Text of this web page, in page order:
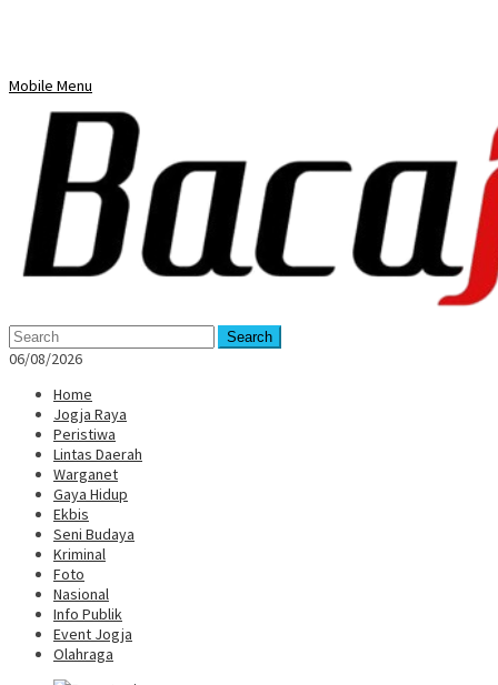
Mobile Menu
Search
06/08/2026
Home
Jogja Raya
Peristiwa
Lintas Daerah
Warganet
Gaya Hidup
Ekbis
Seni Budaya
Kriminal
Foto
Nasional
Info Publik
Event Jogja
Olahraga